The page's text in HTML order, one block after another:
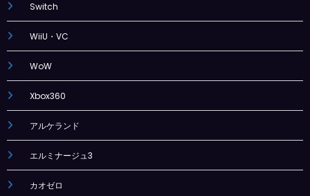
Switch
WiiU・VC
WoW
Xbox360
アルケランド
エルミナージュ3
カオゼロ